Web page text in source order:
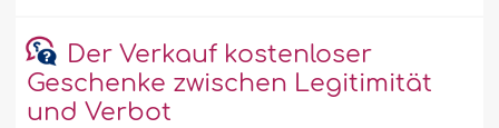
Der Verkauf kostenloser
Geschenke zwischen Legitimität
und Verbot